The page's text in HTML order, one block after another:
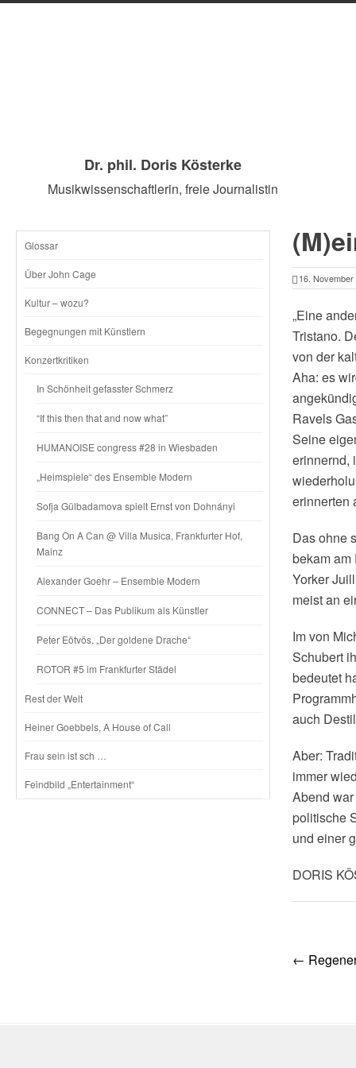
Dr. phil. Doris Kösterke
Musikwissenschaftlerin, freie Journalistin
SKIP
CONTENT
Glossar
Über John Cage
Kultur – wozu?
Begegnungen mit Künstlern
Konzertkritiken
In Schönheit gefasster Schmerz
“If this then that and now what”
HUMANOISE congress #28 in Wiesbaden
„Heimspiele“ des Ensemble Modern
Sofja Gülbadamova spielt Ernst von Dohnányi
Bang On A Can @ Villa Musica, Frankfurter Hof,
Mainz
Alexander Goehr – Ensemble Modern
CONNECT – Das Publikum als Künstler
Peter Eötvös, „Der goldene Drache“
ROTOR #5 im Frankfurter Städel
Rest der Welt
Heiner Goebbels, A House of Call
Frau sein ist sch …
Feindbild „Entertainment“
16. November
„Eine
Tristano.
von der
Aha: es
Ravels
Seine
erinnernd,
erinnerten
Das ohne
bekam
Yorker
meist an
Im von
Schubert
bedeutet
auch
Aber:
immer
Abend
politische
und einer
DORIS
Post
←